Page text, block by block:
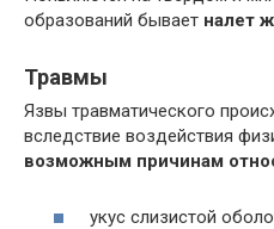
образований бывает налет
Травмы
Язвы травматического
вследствие воздействия
возможным причинам
укус слизистой